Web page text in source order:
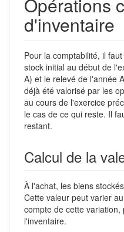
Opérations
d'inventaire
Pour la comptabilité, il
stock initial au début de
A) et le relevé de l'année
déjà été valorisé par les
au cours de l'exercice
le cas de ce qui reste. Il
restant.
Calcul de la
À l'achat, les biens
Cette valeur peut varier
compte de cette
l'inventaire.